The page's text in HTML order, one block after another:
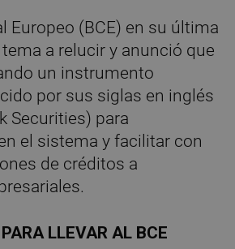
Europeo (BCE) en su última
a relucir y anunció que
un instrumento
por sus siglas en inglés
Securities) para
el sistema y facilitar con
de créditos a
LLEVAR AL BCE